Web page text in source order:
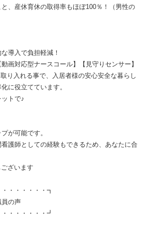
、産休育休の取得率もほぼ100％！（男性の
導入で負担軽減！
画対応型ナースコール】【見守りセンサー】
り入れる事で、入居者様の安心安全な暮らし
に役立てています。
トで♪
が可能です。
護師としての経験もできるため、あなたに合
ざいます
・・・・┓
・・・・┛